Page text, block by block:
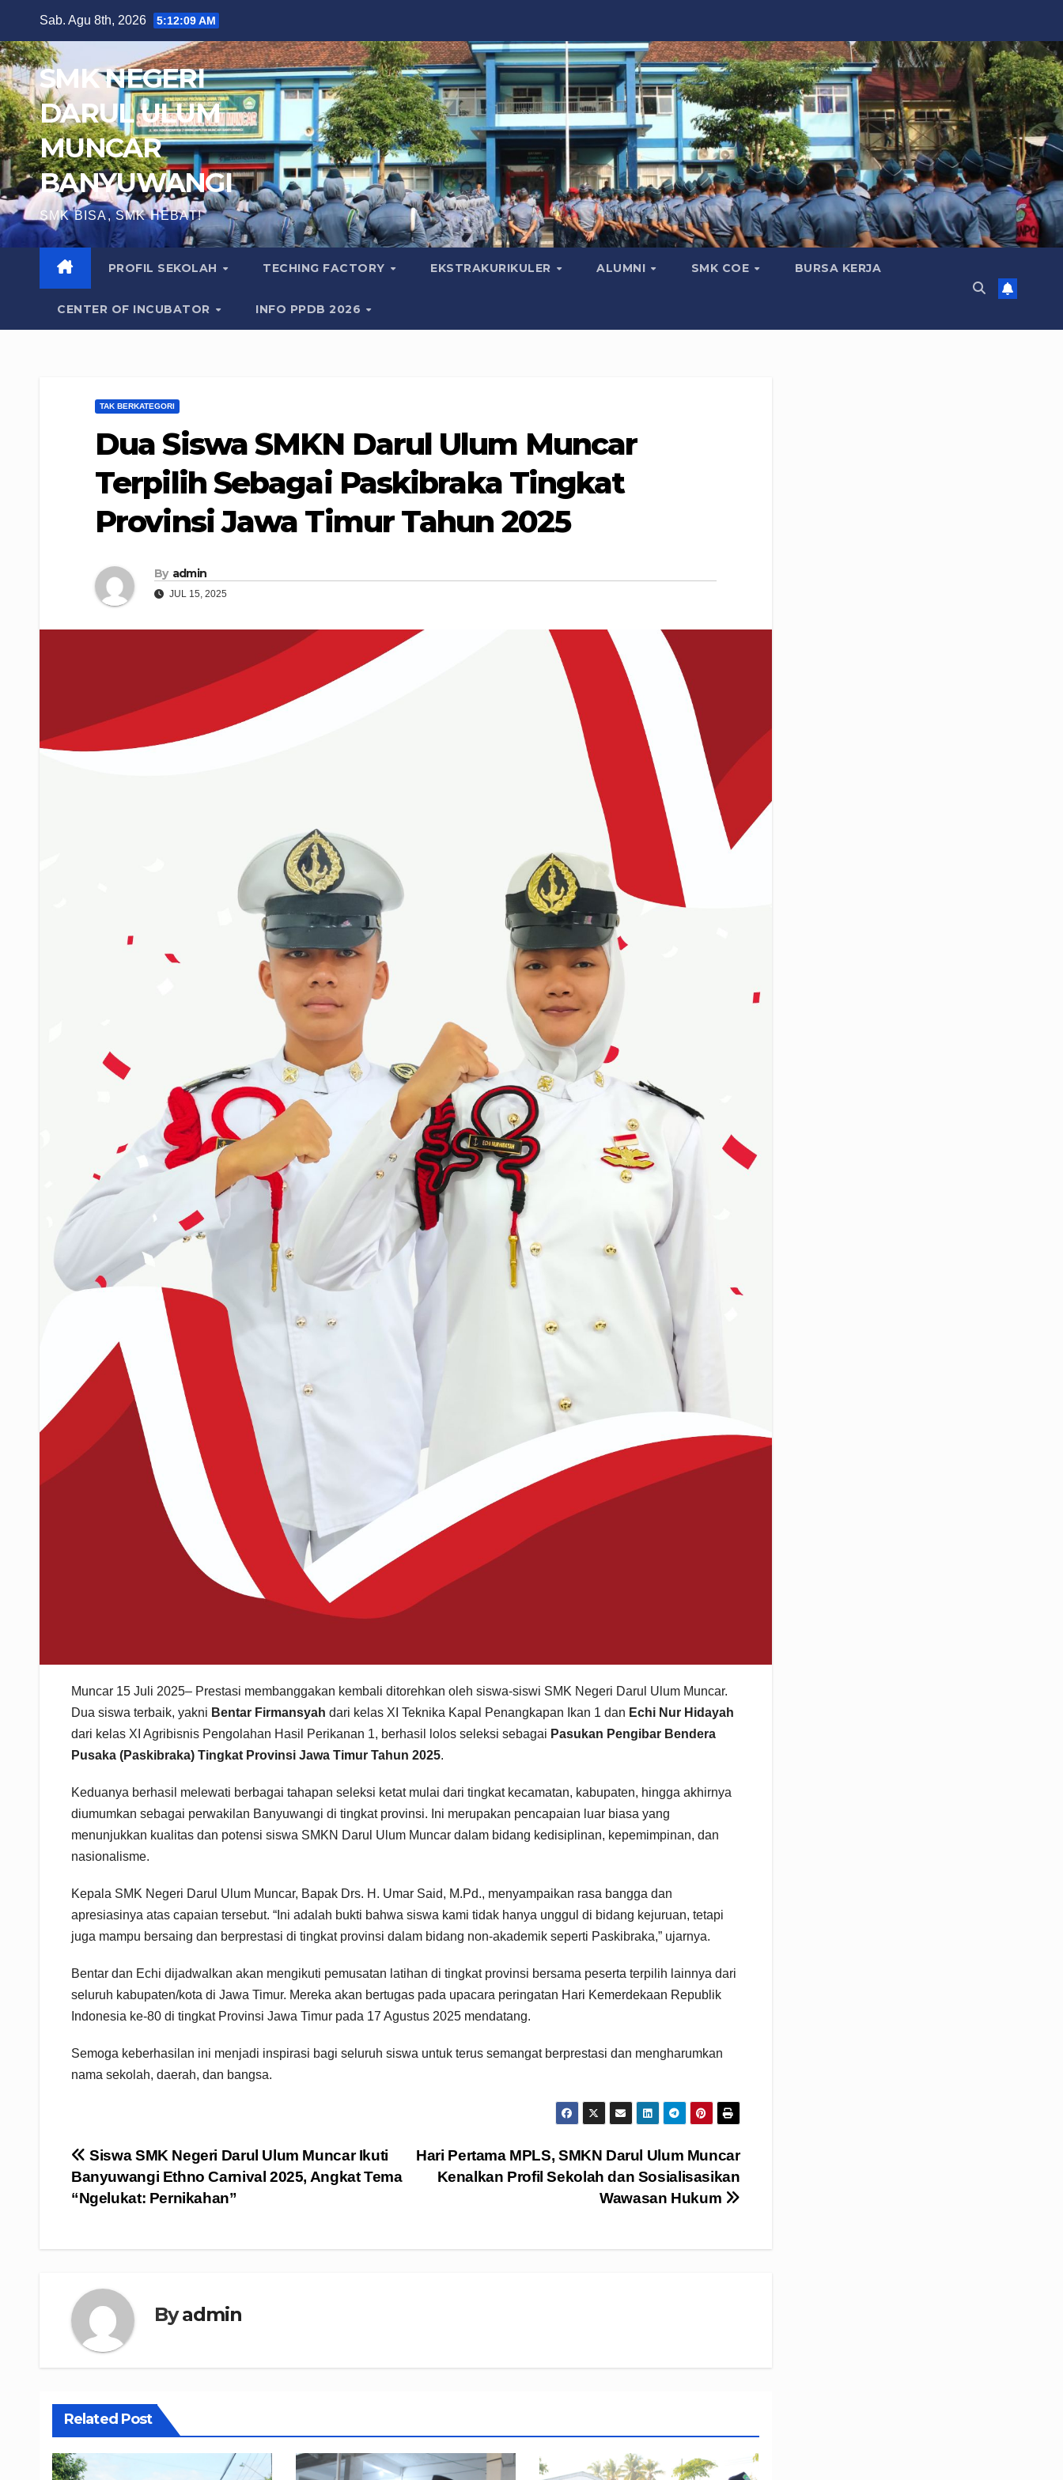
content
Sab. Agu 8th, 2026 5:12:10 AM
SMK NEGERI
DARUL ULUM
MUNCAR
BANYUWANGI
SMK BISA, SMK HEBAT!
PROFIL SEKOLAH TECHING FACTORY EKSTRAKURIKULER ALUMNI SMK COE BURSA KERJA
CENTER OF INCUBATOR INFO PPDB 2026
TAK BERKATEGORI
Dua Siswa SMKN Darul Ulum Muncar
Terpilih Sebagai Paskibraka Tingkat
Provinsi Jawa Timur Tahun 2025
By admin
JUL 15, 2025
Muncar 15 Juli 2025– Prestasi membanggakan kembali ditorehkan oleh siswa-siswi SMK Negeri Darul Ulum Muncar.
Dua siswa terbaik, yakni Bentar Firmansyah dari kelas XI Teknika Kapal Penangkapan Ikan 1 dan Echi Nur Hidayah
dari kelas XI Agribisnis Pengolahan Hasil Perikanan 1, berhasil lolos seleksi sebagai Pasukan Pengibar Bendera
Pusaka (Paskibraka) Tingkat Provinsi Jawa Timur Tahun 2025.
Keduanya berhasil melewati berbagai tahapan seleksi ketat mulai dari tingkat kecamatan, kabupaten, hingga akhirnya
diumumkan sebagai perwakilan Banyuwangi di tingkat provinsi. Ini merupakan pencapaian luar biasa yang
menunjukkan kualitas dan potensi siswa SMKN Darul Ulum Muncar dalam bidang kedisiplinan, kepemimpinan, dan
nasionalisme.
Kepala SMK Negeri Darul Ulum Muncar, Bapak Drs. H. Umar Said, M.Pd., menyampaikan rasa bangga dan
apresiasinya atas capaian tersebut. “Ini adalah bukti bahwa siswa kami tidak hanya unggul di bidang kejuruan, tetapi
juga mampu bersaing dan berprestasi di tingkat provinsi dalam bidang non-akademik seperti Paskibraka,” ujarnya.
Bentar dan Echi dijadwalkan akan mengikuti pemusatan latihan di tingkat provinsi bersama peserta terpilih lainnya dari
seluruh kabupaten/kota di Jawa Timur. Mereka akan bertugas pada upacara peringatan Hari Kemerdekaan Republik
Indonesia ke-80 di tingkat Provinsi Jawa Timur pada 17 Agustus 2025 mendatang.
Semoga keberhasilan ini menjadi inspirasi bagi seluruh siswa untuk terus semangat berprestasi dan mengharumkan
nama sekolah, daerah, dan bangsa.
Navigasi
pos
Hari Pertama MPLS, SMKN Darul Ulum Muncar
Kenalkan Profil Sekolah dan Sosialisasikan
Wawasan Hukum
Siswa SMK Negeri Darul Ulum Muncar Ikuti
Banyuwangi Ethno Carnival 2025, Angkat Tema
“Ngelukat: Pernikahan”
Byadmin
Related Post